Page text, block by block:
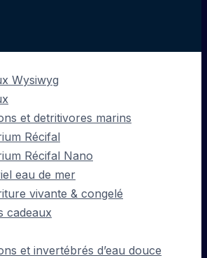
Wysiwyg
et detritivores marins
Récifal
Récifal Nano
eau de mer
vivante & congelé
cadeaux
et invertébrés d’eau douce